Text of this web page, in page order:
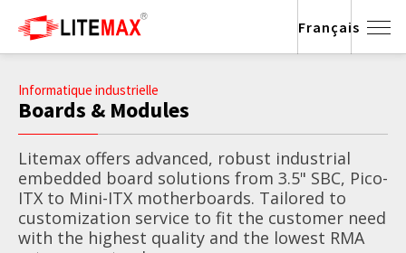
Informatique industrielle
Boards & Modules
Litemax offers advanced, robust industrial
embedded board solutions from 3.5" SBC, Pico-
ITX to Mini-ITX motherboards. Tailored to
customization service to fit the customer need
with the highest quality and the lowest RMA
Français